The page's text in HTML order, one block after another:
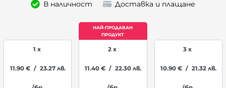
В наличност Доставка и плащане
1 x
11.90 € / 23.27 лв.
2 x
11.40 € / 22.30 лв.
3 x
10.90 € / 21.32 лв.